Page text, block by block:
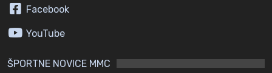
Facebook
YouTube
ŠPORTNE NOVICE MMC